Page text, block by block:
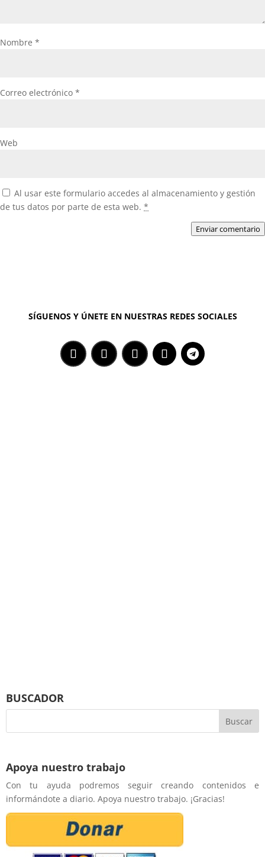
Nombre *
Correo electrónico *
Web
Al usar este formulario accedes al almacenamiento y gestión
de tus datos por parte de esta web. *
Enviar comentario
SÍGUENOS Y ÚNETE EN NUESTRAS REDES SOCIALES
BUSCADOR
Apoya nuestro trabajo
Con tu ayuda podremos seguir creando contenidos e
informándote a diario. Apoya nuestro trabajo. ¡Gracias!